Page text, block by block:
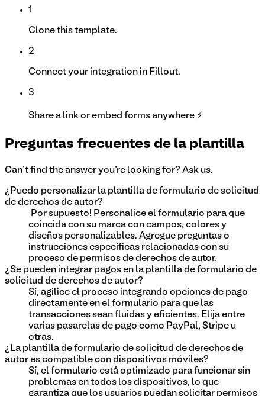
1
Clone this template.
2
Connect your integration in Fillout.
3
Share a link or embed forms anywhere ⚡
Preguntas frecuentes de la plantilla
Can't find the answer you're looking for? Ask us.
¿Puedo personalizar la plantilla de formulario de solicitud
de derechos de autor?
¡Por supuesto! Personalice el formulario para que
coincida con su marca con campos, colores y
diseños personalizables. Agregue preguntas o
instrucciones específicas relacionadas con su
proceso de permisos de derechos de autor.
¿Se pueden integrar pagos en la plantilla de formulario de
solicitud de derechos de autor?
Sí, agilice el proceso integrando opciones de pago
directamente en el formulario para que las
transacciones sean fluidas y eficientes. Elija entre
varias pasarelas de pago como PayPal, Stripe u
otras.
¿La plantilla de formulario de solicitud de derechos de
autor es compatible con dispositivos móviles?
Sí, el formulario está optimizado para funcionar sin
problemas en todos los dispositivos, lo que
garantiza que los usuarios puedan solicitar permisos